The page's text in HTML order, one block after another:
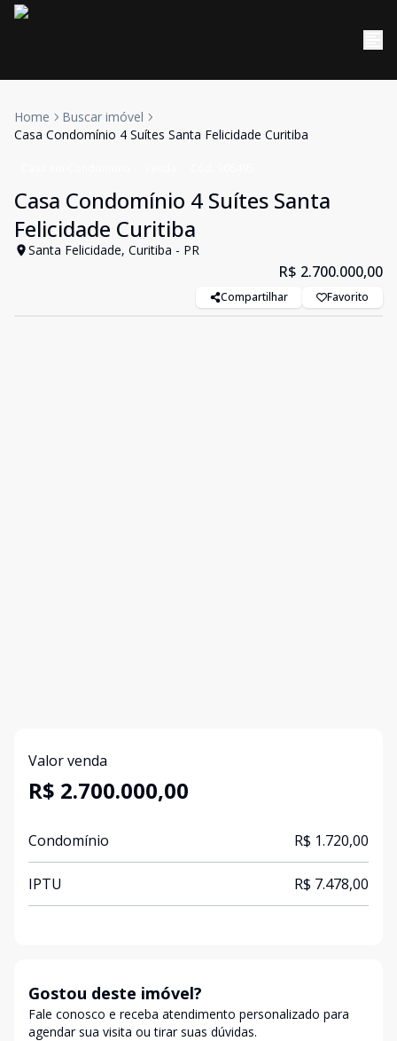
Home
Buscar imóvel
Casa Condomínio 4 Suítes Santa Felicidade Curitiba
Casa Condomínio 4 Suítes Santa
Felicidade Curitiba
Santa Felicidade, Curitiba - PR
R$ 2.700.000,00
Compartilhar Favorito
Valor venda
R$ 2.700.000,00
Condomínio R$ 1.720,00
IPTU R$ 7.478,00
Gostou deste imóvel?
Fale conosco e receba atendimento personalizado para
agendar sua visita ou tirar suas dúvidas.